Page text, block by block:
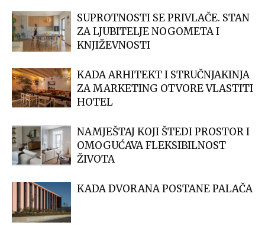
SUPROTNOSTI SE PRIVLAČE. STAN
ZA LJUBITELJE NOGOMETA I
KNJIŽEVNOSTI
KADA ARHITEKT I STRUČNJAKINJA
ZA MARKETING OTVORE VLASTITI
HOTEL
NAMJEŠTAJ KOJI ŠTEDI PROSTOR I
OMOGUĆAVA FLEKSIBILNOST
ŽIVOTA
KADA DVORANA POSTANE PALAČA